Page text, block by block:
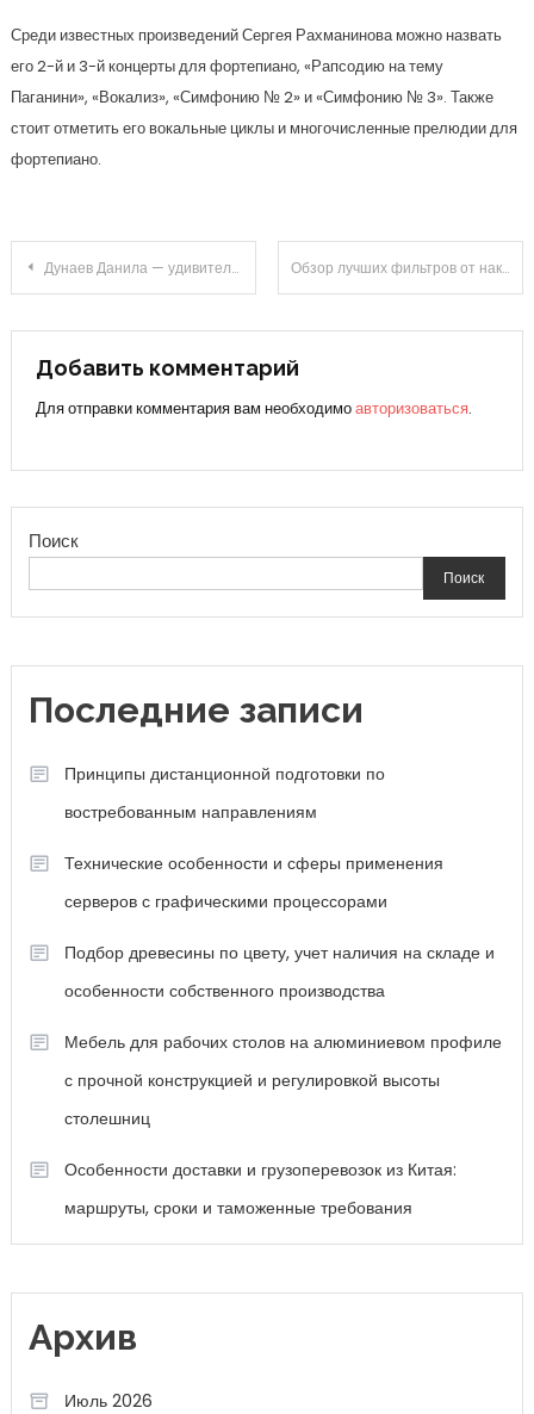
Среди известных произведений Сергея Рахманинова можно назвать
его 2-й и 3-й концерты для фортепиано, «Рапсодию на тему
Паганини», «Вокализ», «Симфонию № 2» и «Симфонию № 3». Также
стоит отметить его вокальные циклы и многочисленные прелюдии для
фортепиано.
Навигация
по
записям
Дунаев Данила — удивительная жизнь и знаменитые достижения Обзор лучших фильтров от накипи для бойлеров, котлов и стиральных машин
Добавить комментарий
Для отправки комментария вам необходимоавторизоваться.
Поиск
Поиск
Последние записи
Принципы дистанционной подготовки по
востребованным направлениям
Технические особенности и сферы применения
серверов с графическими процессорами
Подбор древесины по цвету, учет наличия на складе и
особенности собственного производства
Мебель для рабочих столов на алюминиевом профиле
с прочной конструкцией и регулировкой высоты
столешниц
Особенности доставки и грузоперевозок из Китая:
маршруты, сроки и таможенные требования
Архив
Июль 2026